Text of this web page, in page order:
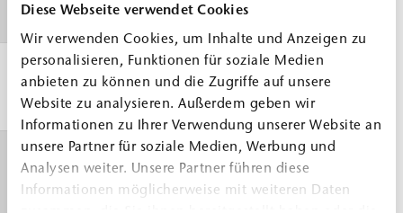
Diese Webseite verwendet Cookies
Wir verwenden Cookies, um Inhalte und Anzeigen zu
personalisieren, Funktionen für soziale Medien
anbieten zu können und die Zugriffe auf unsere
Website zu analysieren. Außerdem geben wir
Informationen zu Ihrer Verwendung unserer Website an
unsere Partner für soziale Medien, Werbung und
Analysen weiter. Unsere Partner führen diese
Informationen möglicherweise mit weiteren Daten
Verarbeitungstemperatur
Bauteil und Material
Reaktionszeit mit 5 %
Wasser
Beginn